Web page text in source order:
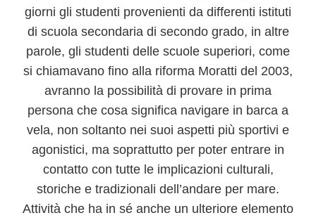
giorni gli studenti provenienti da differenti istituti
di scuola secondaria di secondo grado, in altre
parole, gli studenti delle scuole superiori, come
si chiamavano fino alla riforma Moratti del 2003,
avranno la possibilità di provare in prima
persona che cosa significa navigare in barca a
vela, non soltanto nei suoi aspetti più sportivi e
agonistici, ma soprattutto per poter entrare in
contatto con tutte le implicazioni culturali,
storiche e tradizionali dell’andare per mare.
Attività che ha in sé anche un ulteriore elemento